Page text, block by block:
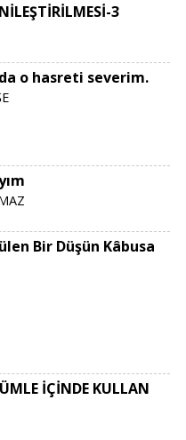
3
o hasreti severim.
Bir Düşün Kâbusa
İÇİNDE KULLAN